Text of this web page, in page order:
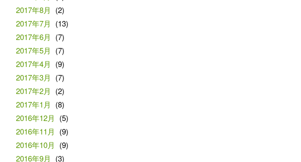
2017年8月
(2)
2017年7月
(13)
2017年6月
(7)
2017年5月
(7)
2017年4月
(9)
2017年3月
(7)
2017年2月
(2)
2017年1月
(8)
2016年12月
(5)
2016年11月
(9)
2016年10月
(9)
2016年9月
(3)